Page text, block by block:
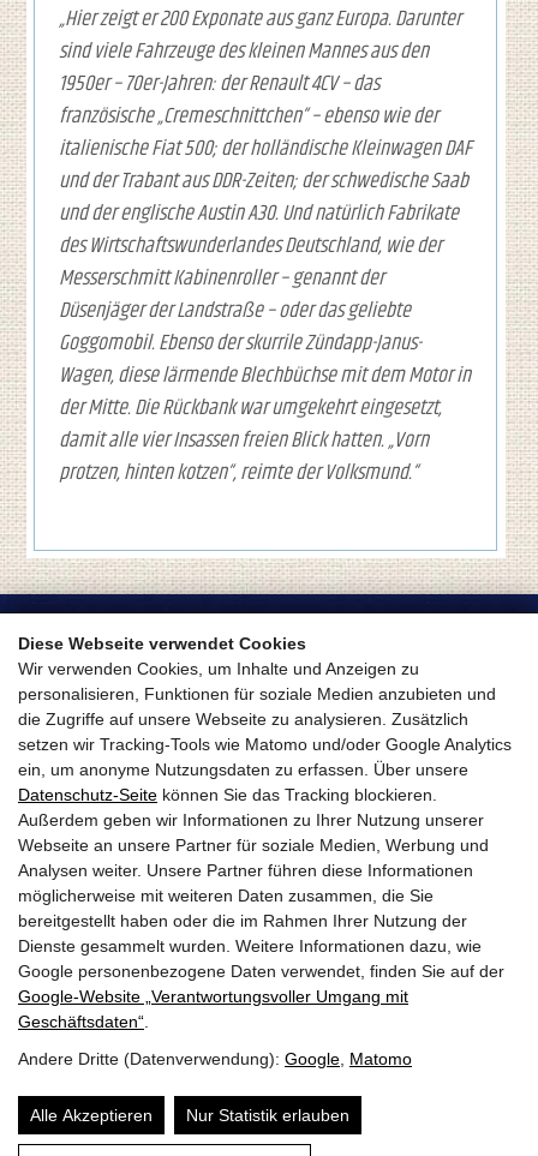
Diese Webseite verwendet Cookies
Wir verwenden Cookies, um Inhalte und Anzeigen zu
personalisieren, Funktionen für soziale Medien anzubieten und
die Zugriffe auf unsere Webseite zu analysieren. Zusätzlich
setzen wir Tracking-Tools wie Matomo und/oder Google Analytics
ein, um anonyme Nutzungsdaten zu erfassen. Über unsere
Datenschutz-Seite können Sie das Tracking blockieren.
Außerdem geben wir Informationen zu Ihrer Nutzung unserer
Webseite an unsere Partner für soziale Medien, Werbung und
Analysen weiter. Unsere Partner führen diese Informationen
möglicherweise mit weiteren Daten zusammen, die Sie
bereitgestellt haben oder die im Rahmen Ihrer Nutzung der
Dienste gesammelt wurden. Weitere Informationen dazu, wie
Google personenbezogene Daten verwendet, finden Sie auf der
Google‑Website „Verantwortungsvoller Umgang mit
Geschäftsdaten“
Andere Dritte (Datenverwendung): Google Matomo
Alle Akzeptieren Nur Statistik erlauben
„Hier zeigt er 200 Exponate aus ganz Europa. Darunter
sind viele Fahrzeuge des kleinen Mannes aus den
1950er – 70er-Jahren: der Renault 4CV – das
französische „Cremeschnittchen“ – ebenso wie der
italienische Fiat 500; der holländische Kleinwagen DAF
und der Trabant aus DDR-Zeiten; der schwedische Saab
und der englische Austin A30. Und natürlich Fabrikate
des Wirtschaftswunderlandes Deutschland, wie der
Messerschmitt Kabinenroller – genannt der
Düsenjäger der Landstraße – oder das geliebte
Goggomobil. Ebenso der skurrile Zündapp-Janus-
Wagen, diese lärmende Blechbüchse mit dem Motor in
der Mitte. Die Rückbank war umgekehrt eingesetzt,
damit alle vier Insassen freien Blick hatten. „Vorn
protzen, hinten kotzen“, reimte der Volksmund.“
Ein kleiner Ausschnitt der Erfolgsgeschichte der
Motorisierung ist hier bei uns zu Hause.
VÖTTERS OLDTIMER-MUSEUM
Fam. Vötter
Rosbachstraße 2
A-5710Kaprun
+43 6547 / 71340
+43 6547 / 71340 - 50
info@oldtimer-museum.at
Anfrage
Anfahrt und Kontakt
Partnerlinks
Sitemap